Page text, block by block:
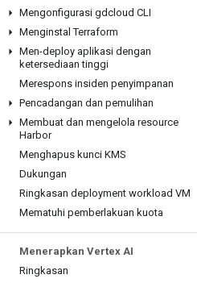
Mengonfigurasi gdcloud CLI
Menginstal Terraform
Men-deploy aplikasi dengan
ketersediaan tinggi
Merespons insiden penyimpanan
Pencadangan dan pemulihan
Membuat dan mengelola resource
Harbor
Menghapus kunci KMS
Dukungan
Ringkasan deployment workload VM
Mematuhi pemberlakuan kuota
Menerapkan Vertex AI
Ringkasan